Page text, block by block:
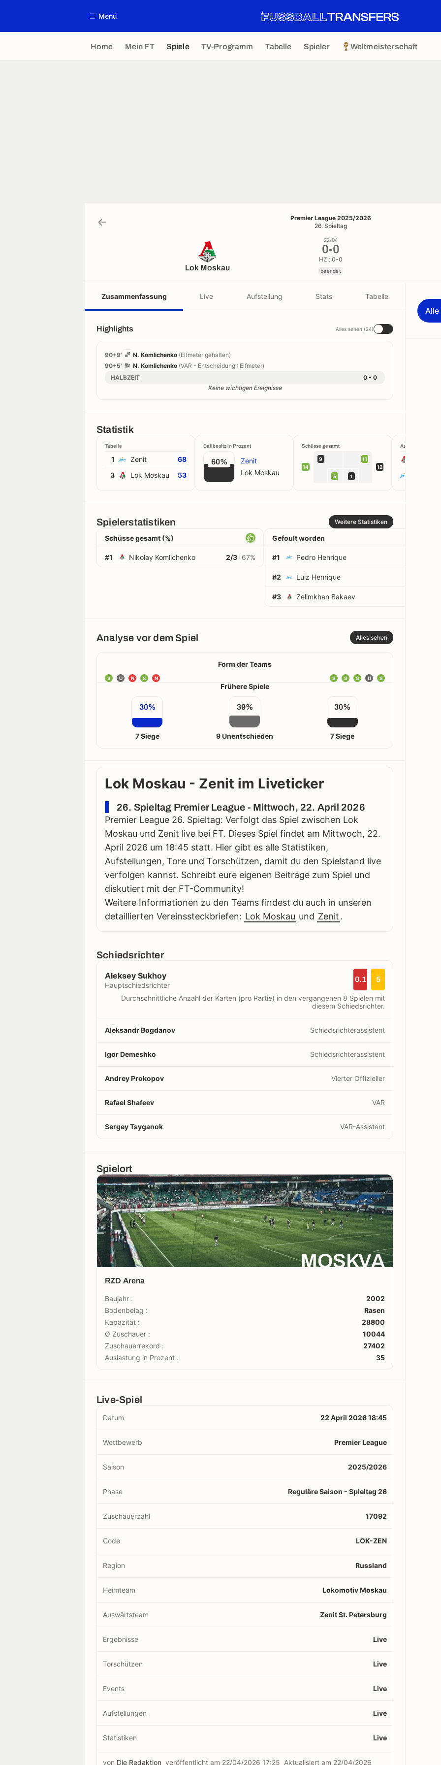
Menü
Home Mein FT Spiele TV-Programm Tabelle Spieler Weltmeisterschaft
Premier League 2025/2026
26. Spieltag
Lok Moskau
22/04
0-0
HZ.: 0-0
beendet
Zusammenfassung Live Aufstellung Stats Tabelle
Highlights Alles sehen (24)
90+9' N. Komlichenko (Elfmeter gehalten)
90+5'
N. Komlichenko (VAR - Entscheidung : Elfmeter)
HALBZEIT
0 - 0
Keine wichtigen Ereignisse
Statistik
Tabelle
1 Zenit
68
3
Lok Moskau 53
Ballbesitz in Prozent
60%
Zenit
Lok Moskau
Schüsse gesamt
14
9 11
5 1
12
Aufstellung
Spielerstatistiken Weitere Statistiken
Schüsse gesamt (%)
#1 Nikolay Komlichenko 2/3 67%
Gefoult worden
#1 Pedro Henrique
#2 Luiz Henrique
#3 Zelimkhan Bakaev
Analyse vor dem Spiel Alles sehen
Form der Teams
S U N S N S
U
S
S
S
Frühere Spiele
30%
7 Siege
39%
9 Unentschieden
30%
7 Siege
Lok Moskau - Zenit im Liveticker
26. Spieltag Premier League - Mittwoch, 22. April 2026
Premier League 26. Spieltag: Verfolgt das Spiel zwischen Lok
Moskau und Zenit live bei FT. Dieses Spiel findet am Mittwoch, 22.
April 2026 um 18:45 statt. Hier gibt es alle Statistiken,
Aufstellungen, Tore und Torschützen, damit du den Spielstand live
verfolgen kannst. Schreibt eure eigenen Beiträge zum Spiel und
diskutiert mit der FT-Community!
Weitere Informationen zu den Teams findest du auch in unseren
detaillierten Vereinssteckbriefen: Lok Moskau und Zenit.
Schiedsrichter
Aleksey Sukhoy
Hauptschiedsrichter
0.1 5
Durchschnittliche Anzahl der Karten (pro Partie) in den vergangenen 8 Spielen mit
diesem Schiedsrichter.
Aleksandr Bogdanov Schiedsrichterassistent
Igor Demeshko Schiedsrichterassistent
Andrey Prokopov Vierter Offizieller
Rafael Shafeev VAR
Sergey Tsyganok VAR-Assistent
Spielort
MOSKVA
RZD Arena
Baujahr :
2002
Bodenbelag :
Rasen
Kapazität :
28800
Ø Zuschauer :
10044
Zuschauerrekord :
27402
Auslastung in Prozent :
35
Live-Spiel
Datum 22 April 2026 18:45
Wettbewerb Premier League
Saison 2025/2026
Phase Reguläre Saison - Spieltag 26
Zuschauerzahl 17092
Code LOK-ZEN
Region Russland
Heimteam Lokomotiv Moskau
Auswärtsteam Zenit St. Petersburg
Ergebnisse Live
Torschützen Live
Events Live
Aufstellungen Live
Statistiken Live
von Die Redaktion veröffentlicht am 22/04/2026 17:25 Aktualisiert am 22/04/2026
Alle